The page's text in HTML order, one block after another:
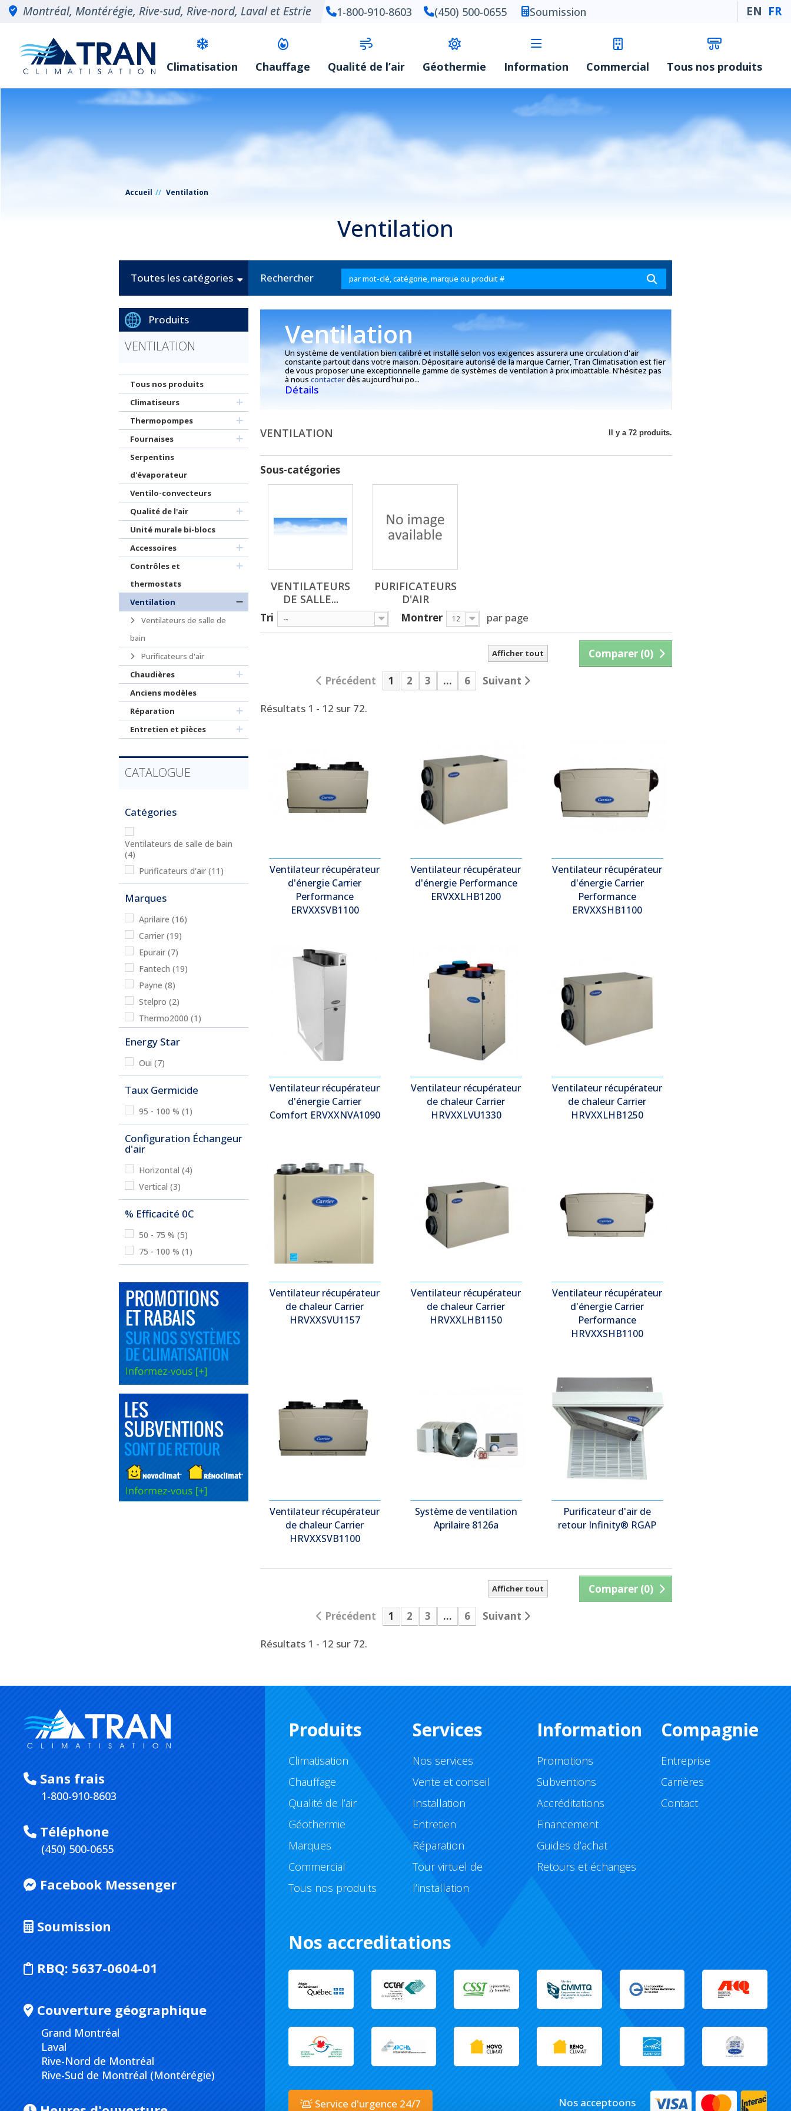
Montréal, Montérégie, Rive-sud, Rive-nord, Laval et Estrie 1-800-910-8603 (450) 500-0655 Soumission EN FR
Climatisation Chauffage Qualité de l’air Géothermie Information Commercial Tous nos produits
Accueil Ventilation
Ventilation
Toutes les catégories Rechercher
Produits
VENTILATION
Tous nos produits
Climatiseurs
Thermopompes
Fournaises
Serpentins
d'évaporateur
Ventilo-convecteurs
Qualité de l'air
Unité murale bi-blocs
Accessoires
Contrôles et
thermostats
Ventilation
Ventilateurs de salle de
bain
Purificateurs d'air
Chaudières
Anciens modèles
Réparation
Entretien et pièces
CATALOGUE
Catégories
Ventilateurs de salle de bain
(4)
Purificateurs d'air (11)
Marques
Aprilaire (16)
Carrier (19)
Epurair (7)
Fantech (19)
Payne (8)
Stelpro (2)
Thermo2000 (1)
Energy Star
Oui (7)
Taux Germicide
95 - 100 % (1)
Configuration Échangeur
d'air
Horizontal (4)
Vertical (3)
% Efficacité 0C
50 - 75 % (5)
75 - 100 % (1)
Ventilation
Un système de ventilation bien calibré et installé selon vos exigences assurera une circulation d'air
constante partout dans votre maison. Dépositaire autorisé de la marque Carrier, Tran Climatisation est fier
de vous proposer une exceptionnelle gamme de systèmes de ventilation à prix imbattable. N'hésitez pas
à nous contacterdès aujourd'hui po...
Détails
VENTILATION Il y a 72 produits.
Sous-catégories
VENTILATEURS
DE SALLE...
PURIFICATEURS
D'AIR
Tri -- Montrer 12 par page
Comparer (0)
Afficher tout
Précédent 1 2 3 ... 6 Suivant
Résultats 1 - 12 sur 72.
Ventilateur récupérateur
d'énergie Carrier
Performance
ERVXXSVB1100
Ventilateur récupérateur
d'énergie Performance
ERVXXLHB1200
Ventilateur récupérateur
d'énergie Carrier
Performance
ERVXXSHB1100
Ventilateur récupérateur
d'énergie Carrier
Comfort ERVXXNVA1090
Ventilateur récupérateur
de chaleur Carrier
HRVXXLVU1330
Ventilateur récupérateur
de chaleur Carrier
HRVXXLHB1250
Ventilateur récupérateur
de chaleur Carrier
HRVXXSVU1157
Ventilateur récupérateur
de chaleur Carrier
HRVXXLHB1150
Ventilateur récupérateur
d'énergie Carrier
Performance
HRVXXSHB1100
Ventilateur récupérateur
de chaleur Carrier
HRVXXSVB1100
Système de ventilation
Aprilaire 8126a
Purificateur d'air de
retour Infinity® RGAP
Comparer (0)
Afficher tout
Précédent 1 2 3 ... 6 Suivant
Résultats 1 - 12 sur 72.
Sans frais
1-800-910-8603
Téléphone
(450) 500-0655
Facebook Messenger
Soumission
RBQ: 5637-0604-01
Couverture géographique
Grand Montréal
Laval
Rive-Nord de Montréal
Rive-Sud de Montréal (Montérégie)
Produits
Climatisation
Chauffage
Qualité de l’air
Géothermie
Marques
Commercial
Tous nos produits
Services
Nos services
Vente et conseil
Installation
Entretien
Réparation
Tour virtuel de
l’installation
Information
Promotions
Subventions
Accréditations
Financement
Guides d’achat
Retours et échanges
Compagnie
Entreprise
Carrières
Contact
Nos accreditations
Service d'urgence 24/7 Nos acceptoons